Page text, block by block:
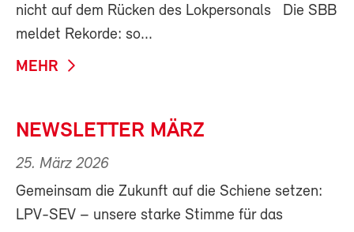
nicht auf dem Rücken des Lokpersonals Die SBB
meldet Rekorde: so...
MEHR
NEWSLETTER MÄRZ
25. März 2026
Gemeinsam die Zukunft auf die Schiene setzen:
LPV-SEV – unsere starke Stimme für das